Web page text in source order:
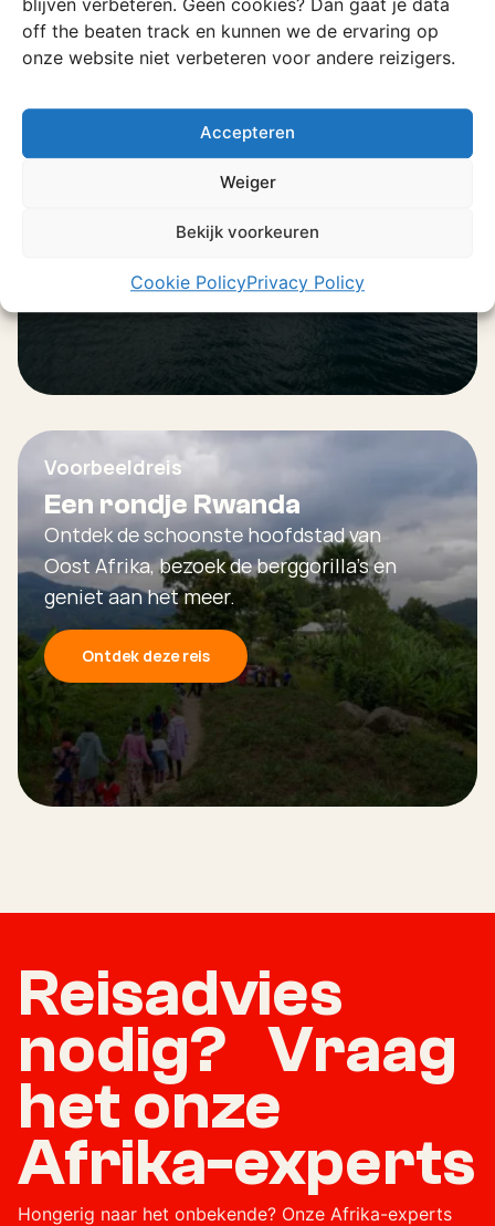
off the beaten track en kunnen we de ervaring op
onze website niet verbeteren voor andere reizigers.
Accepteren
Weiger
Bekijk voorkeuren
Cookie PolicyPrivacy Policy
Ervaring
Bergen overal waar je kijkt en eindeloos
blauw water. Lake Kivu domineert de
Ontdek deze ervaring
Voorbeeldreis
Een rondje Rwanda
Ontdek de schoonste hoofdstad van
Oost Afrika, bezoek de berggorilla's en
geniet aan het meer.
Ontdek deze reis
Reisadvies
nodig? Vraag
het onze
Afrika-experts
Hongerig naar het onbekende? Onze Afrika-experts